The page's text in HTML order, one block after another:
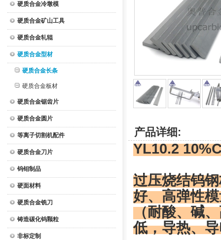
硬质合金冷墩模
硬质合金矿山工具
硬质合金轧辊
硬质合金型材
硬质合金长条
硬质合金板材
硬质合金锯齿片
硬质合金圆片
等离子切割机配件
硬质合金刀片
钨钼制品
硬面材料
硬质合金铣刀
铸造碳化钨颗粒
非标定制
产品详细:
YL10.2
过压烧结钨
好、高弹性
（耐酸、碱
低，导热、